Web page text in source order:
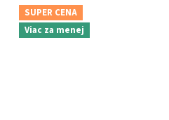
SUPER CENA
Viac za menej